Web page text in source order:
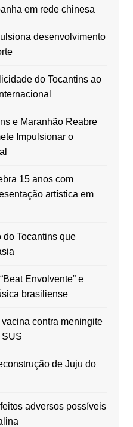
em rede chinesa
desenvolvimento
do Tocantins ao
e Maranhão Reabre
Impulsionar o
15 anos com
artística em
do Tocantins que
Envolvente” e
brasiliense
contra meningite
SUS
de Juju do
adversos possíveis